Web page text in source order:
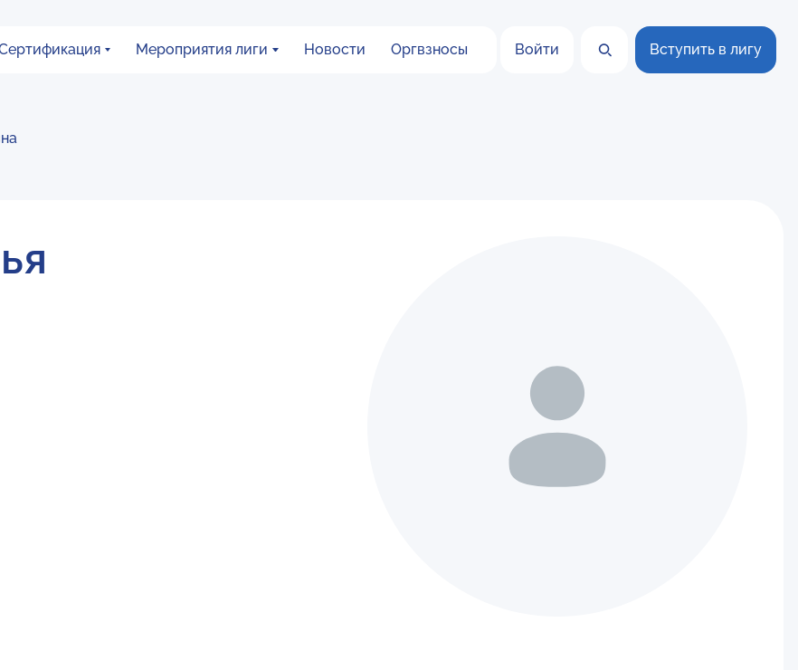
Мероприятия лиги Новости Оргвзносы Войти Вступить в лигу